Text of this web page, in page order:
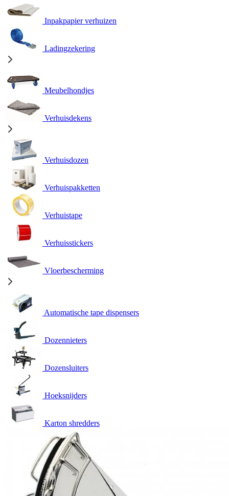
Inpakpapier verhuizen
Ladingzekering
Meubelhondjes
Verhuisdekens
Verhuisdozen
Verhuispakketten
Verhuistape
Verhuisstickers
Vloerbescherming
Automatische tape dispensers
Dozennieters
Dozensluiters
Hoeksnijders
Karton shredders